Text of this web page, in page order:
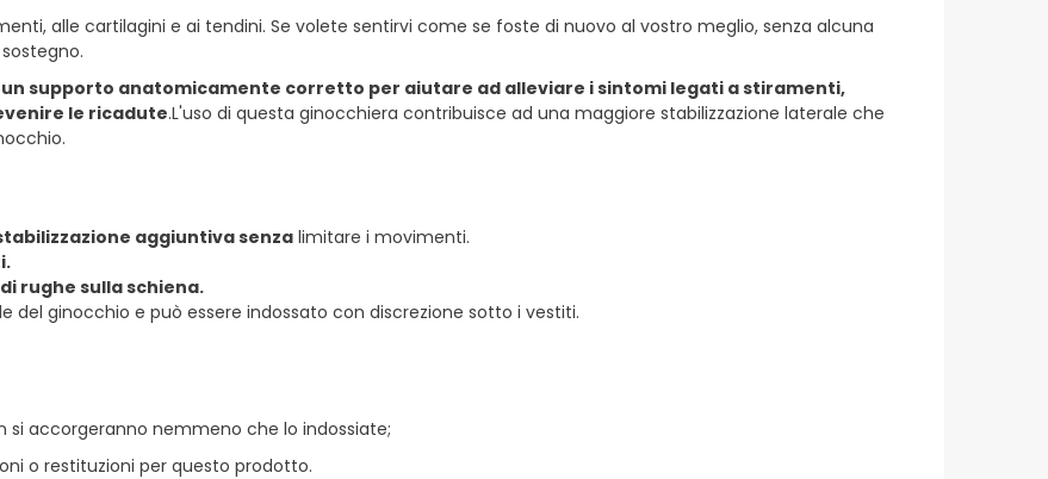
alle cartilagini e ai tendini. Se volete sentirvi come se foste di nuovo al vostro meglio, senza alcuna
un supporto anatomicamente corretto per aiutare ad alleviare i sintomi legati a stiramenti,
le ricadute.L'uso di questa ginocchiera contribuisce ad una maggiore stabilizzazione laterale che
aggiuntiva senza limitare i movimenti.
rughe sulla schiena.
del ginocchio e può essere indossato con discrezione sotto i vestiti.
si accorgeranno nemmeno che lo indossiate;
o restituzioni per questo prodotto.